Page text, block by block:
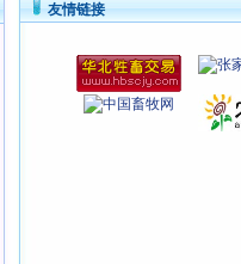
友情链接